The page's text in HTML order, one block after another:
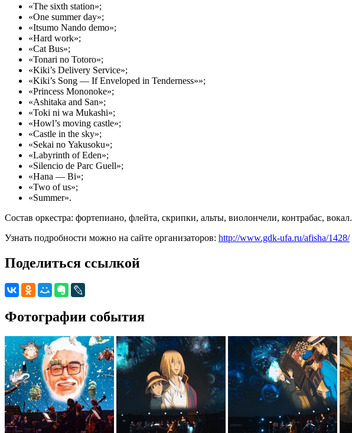
«The sixth station»;
«One summer day»;
«Itsumo Nando demo»;
«Hard work»;
«Cat Bus»;
«Tonari no Totoro»;
«Kiki’s Delivery Service»;
«Kiki’s Song — If Enveloped in Tenderness»»;
«Princess Mononoke»;
«Ashitaka and San»;
«Toki ni wa Mukashi»;
«Howl’s moving castle»;
«Castle in the sky»;
«Sekai no Yakusoku»;
«Labyrinth of Eden»;
«Silencio de Parc Guell»;
«Hana — Bi»;
«Two of us»;
«Summer».
Состав оркестра: фортепиано, флейта, скрипки, альты, виолончели, контрабас, вокал.
Узнать подробности можно на сайте организаторов: http://www.gdk-ufa.ru/afisha/1428/
Поделиться ссылкой
Фотографии события